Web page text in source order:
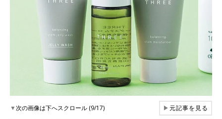
▼次の画像は下へスクロール (9/17) ▶元記事を見る